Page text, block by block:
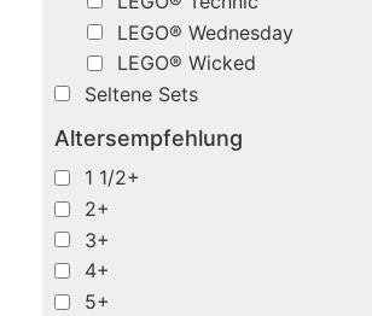
LEGO® Wednesday
LEGO® Wicked
Seltene Sets
Altersempfehlung
1 1/2+
2+
3+
4+
5+